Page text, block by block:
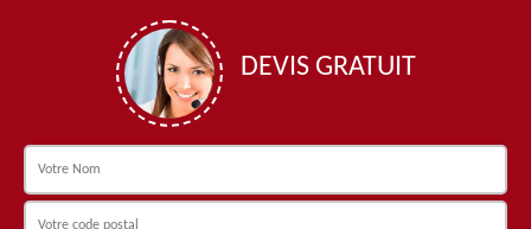
DEVIS GRATUIT